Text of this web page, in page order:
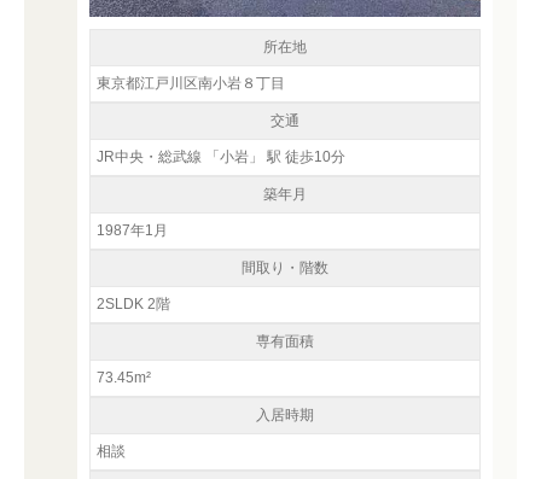
所在地
東京都江戸川区南小岩８丁目
交通
JR中央・総武線 「小岩」 駅 徒歩10分
築年月
1987年1月
間取り・階数
2SLDK 2階
専有面積
73.45m²
入居時期
相談